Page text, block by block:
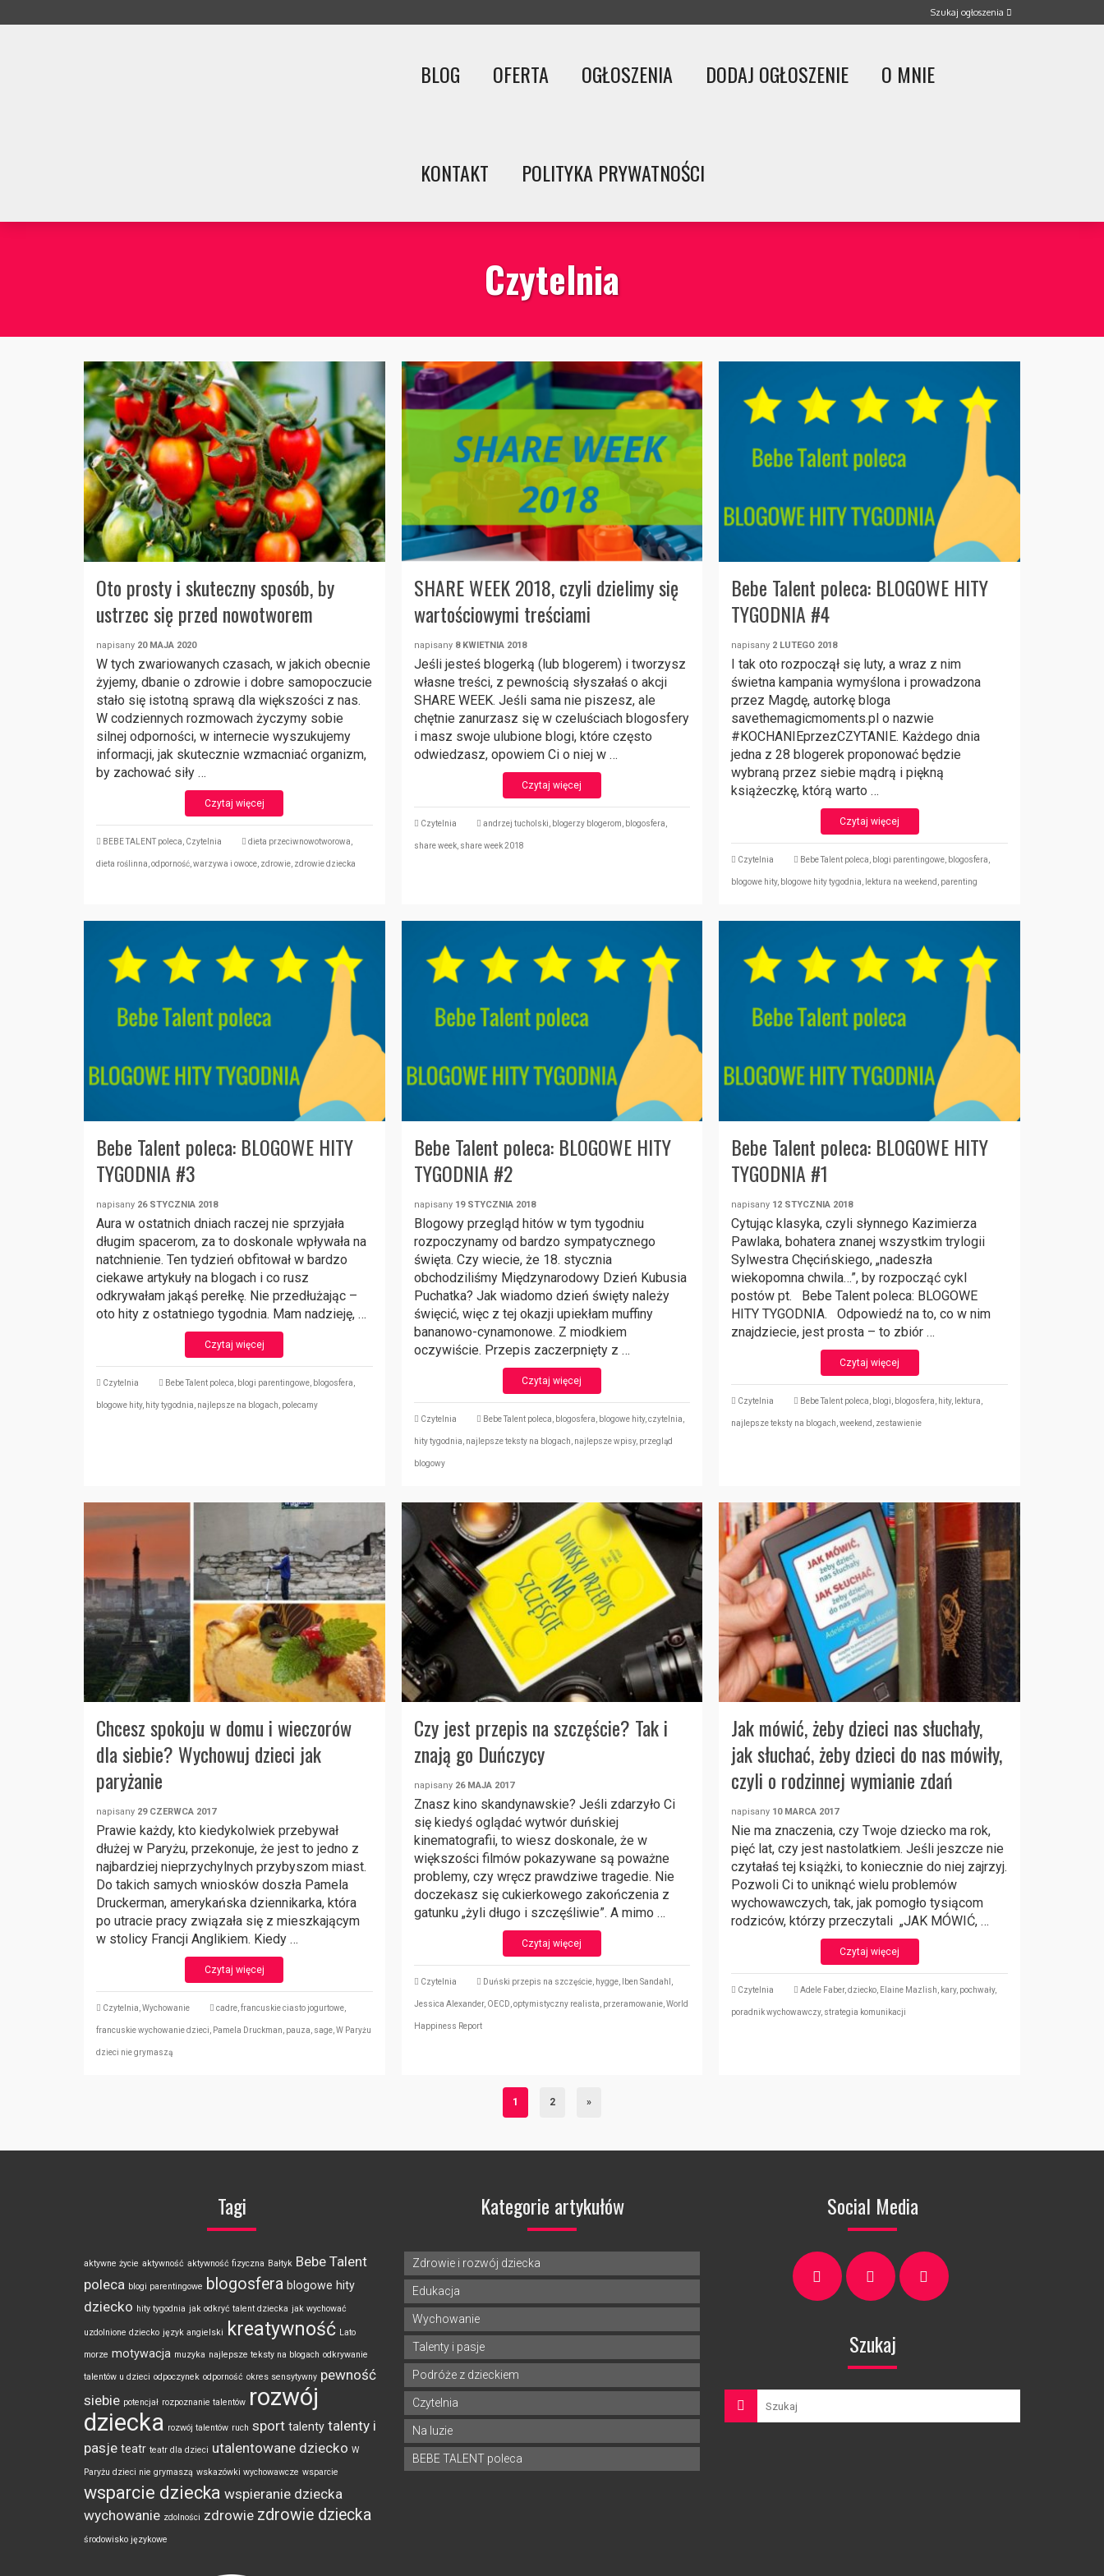
BLOG OFERTA OGŁOSZENIA DODAJ OGŁOSZENIE O MNIE
KONTAKT POLITYKA PRYWATNOŚCI
Czytelnia
Oto prosty i skuteczny sposób, by
ustrzec się przed nowotworem
napisany 20 MAJA 2020
W tych zwariowanych czasach, w jakich obecnie
żyjemy, dbanie o zdrowie i dobre samopoczucie
stało się istotną sprawą dla większości z nas.
W codziennych rozmowach życzymy sobie
silnej odporności, w internecie wyszukujemy
informacji, jak skutecznie wzmacniać organizm,
by zachować siły …
Czytaj więcej
BEBE TALENT poleca Czytelnia dieta przeciwnowotworowa
dieta roślinna odporność warzywa i owoce zdrowie zdrowie dziecka
SHARE WEEK 2018, czyli dzielimy się
wartościowymi treściami
napisany 8 KWIETNIA 2018
Jeśli jesteś blogerką (lub blogerem) i tworzysz
własne treści, z pewnością słyszałaś o akcji
SHARE WEEK. Jeśli sama nie piszesz, ale
chętnie zanurzasz się w czeluściach blogosfery
i masz swoje ulubione blogi, które często
odwiedzasz, opowiem Ci o niej w …
Czytaj więcej
Czytelnia andrzej tucholski blogerzy blogerom blogosfera
share week, share week 2018
Bebe Talent poleca: BLOGOWE HITY
TYGODNIA #4
napisany 2 LUTEGO 2018
I tak oto rozpoczął się luty, a wraz z nim
świetna kampania wymyślona i prowadzona
przez Magdę, autorkę bloga
savethemagicmoments.pl o nazwie
#KOCHANIEprzezCZYTANIE. Każdego dnia
jedna z 28 blogerek proponować będzie
wybraną przez siebie mądrą i piękną
książeczkę, którą warto …
Czytaj więcej
Czytelnia Bebe Talent poleca blogi parentingowe blogosfera
blogowe hity, blogowe hity tygodnia lektura na weekend parenting
Bebe Talent poleca: BLOGOWE HITY
TYGODNIA #3
napisany 26 STYCZNIA 2018
Aura w ostatnich dniach raczej nie sprzyjała
długim spacerom, za to doskonale wpływała na
natchnienie. Ten tydzień obfitował w bardzo
ciekawe artykuły na blogach i co rusz
odkrywałam jakąś perełkę. Nie przedłużając –
oto hity z ostatniego tygodnia. Mam nadzieję, …
Czytaj więcej
Czytelnia Bebe Talent poleca blogi parentingowe blogosfera
blogowe hity, hity tygodnia najlepsze na blogach polecamy
Bebe Talent poleca: BLOGOWE HITY
TYGODNIA #2
napisany 19 STYCZNIA 2018
Blogowy przegląd hitów w tym tygodniu
rozpoczynamy od bardzo sympatycznego
święta. Czy wiecie, że 18. stycznia
obchodziliśmy Międzynarodowy Dzień Kubusia
Puchatka? Jak wiadomo dzień święty należy
święcić, więc z tej okazji upiekłam muffiny
bananowo-cynamonowe. Z miodkiem
oczywiście. Przepis zaczerpnięty z …
Czytaj więcej
Czytelnia Bebe Talent poleca blogosfera blogowe hity, czytelnia
hity tygodnia najlepsze teksty na blogach najlepsze wpisy, przegląd
blogowy
Bebe Talent poleca: BLOGOWE HITY
TYGODNIA #1
napisany 12 STYCZNIA 2018
Cytując klasyka, czyli słynnego Kazimierza
Pawlaka, bohatera znanej wszystkim trylogii
Sylwestra Chęcińskiego, „nadeszła
wiekopomna chwila…”, by rozpocząć cykl
postów pt. Bebe Talent poleca: BLOGOWE
HITY TYGODNIA. Odpowiedź na to, co w nim
znajdziecie, jest prosta – to zbiór …
Czytaj więcej
Czytelnia Bebe Talent poleca blogi blogosfera hity, lektura
najlepsze teksty na blogach ,weekend zestawienie
Chcesz spokoju w domu i wieczorów
dla siebie? Wychowuj dzieci jak
paryżanie
napisany 29 CZERWCA 2017
Prawie każdy, kto kiedykolwiek przebywał
dłużej w Paryżu, przekonuje, że jest to jedno z
najbardziej nieprzychylnych przybyszom miast.
Do takich samych wniosków doszła Pamela
Druckerman, amerykańska dziennikarka, która
po utracie pracy związała się z mieszkającym
w stolicy Francji Anglikiem. Kiedy …
Czytaj więcej
Czytelnia,Wychowanie cadre,francuskie ciasto jogurtowe,
francuskie wychowanie dzieci, Pamela Druckman, pauza, sage,W Paryżu
dzieci nie grymaszą
Czy jest przepis na szczęście? Tak i
znają go Duńczycy
napisany 26 MAJA 2017
Znasz kino skandynawskie? Jeśli zdarzyło Ci
się kiedyś oglądać wytwór duńskiej
kinematografii, to wiesz doskonale, że w
większości filmów pokazywane są poważne
problemy, czy wręcz prawdziwe tragedie. Nie
doczekasz się cukierkowego zakończenia z
gatunku „żyli długo i szczęśliwie”. A mimo …
Czytaj więcej
Czytelnia Duński przepis na szczęście, hygge, Iben Sandahl ,
Jessica Alexander, OECD,optymistyczny realista, przeramowanie,World
Happiness Report
Jak mówić, żeby dzieci nas słuchały,
jak słuchać, żeby dzieci do nas mówiły,
czyli o rodzinnej wymianie zdań
napisany 10 MARCA 2017
Nie ma znaczenia, czy Twoje dziecko ma rok,
pięć lat, czy jest nastolatkiem. Jeśli jeszcze nie
czytałaś tej książki, to koniecznie do niej zajrzyj.
Pozwoli Ci to uniknąć wielu problemów
wychowawczych, tak, jak pomogło tysiącom
rodziców, którzy przeczytali „JAK MÓWIĆ, …
Czytaj więcej
Czytelnia Adele Faber,dziecko, Elaine Mazlish, kary, pochwały,
poradnik wychowawczy, strategia komunikacji
1 2 »
Tagi
aktywne życie aktywność aktywność fizyczna Bałtyk Bebe Talent
poleca blogi parentingowe blogosfera blogowe hity
dziecko hity tygodnia jak odkryć talent dziecka jak wychować
uzdolnione dziecko język angielski kreatywność Lato
morze motywacja muzyka najlepsze teksty na blogach odkrywanie
talentów u dzieci odpoczynek odporność okres sensytywny pewność
siebie potencjał rozpoznanie talentów rozwój
dziecka rozwój talentów ruch sport talenty talenty i
pasje teatr teatr dla dzieci utalentowane dziecko W
Paryżu dzieci nie grymaszą wskazówki wychowawcze wsparcie
wsparcie dziecka wspieranie dziecka
wychowanie zdolności zdrowie zdrowie dziecka
środowisko językowe
Kategorie artykułów
Zdrowie i rozwój dziecka
Edukacja
Wychowanie
Talenty i pasje
Podróże z dzieckiem
Czytelnia
Na luzie
BEBE TALENT poleca
Social Media
Szukaj